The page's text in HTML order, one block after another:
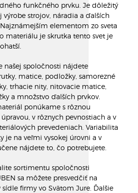
funkčného prvku. Je dôležitý
výrobe strojov, náradia a ďalších
elementom zo sveta
materiálu je skrutka tento svet je
našej spoločnosti nájdete
matice, podložky, samorezné
trhacie nity, nitovacie matice,
a množstvo ďalších prvkov.
ponúkame s rôznou
v rôznych pevnostiach a v
prevedeniach. Variabilita
je na veľmi vysokej úrovni a v
nájdete to, čo potrebujete.
sortimentu spoločnosti
sa môžete presvedčiť na
sídle firmy vo Svätom Jure. Ďalšie